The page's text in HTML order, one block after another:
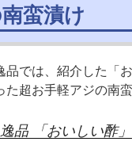
蛮漬け
品では、紹介した「
た超お手軽アジの南
品 「おいしい酢」